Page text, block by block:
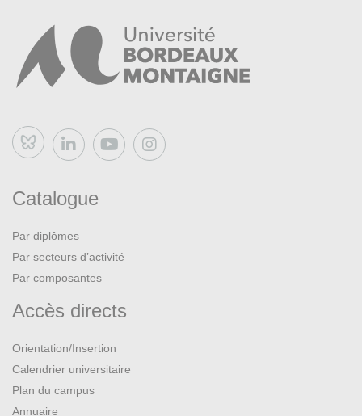
Bluesky
Catalogue
Par diplômes
Par secteurs d’activité
Par composantes
Accès directs
Orientation/Insertion
Calendrier universitaire
Plan du campus
Annuaire